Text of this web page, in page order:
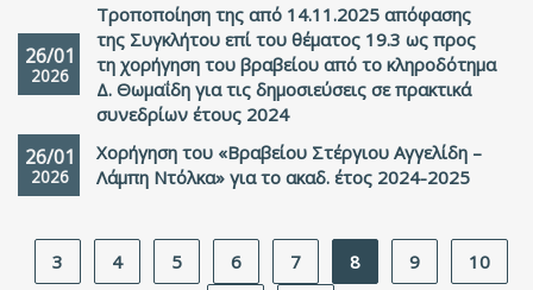
26/01
2026
Τροποποίηση της από 14.11.2025 απόφασης
της Συγκλήτου επί του θέματος 19.3 ως προς
τη χορήγηση του βραβείου από το κληροδότημα
Δ. Θωμαΐδη για τις δημοσιεύσεις σε πρακτικά
συνεδρίων έτους 2024
26/01
2026
Χορήγηση του «Βραβείου Στέργιου Αγγελίδη –
Λάμπη Ντόλκα» για το ακαδ. έτος 2024-2025
3 4 5 6 7 8 9 10